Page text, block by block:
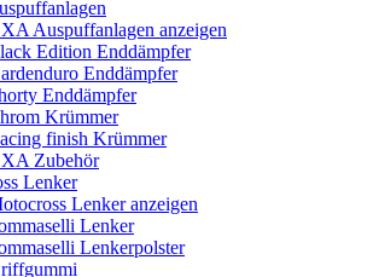
Auspuffanlagen anzeigen
Edition Enddämpfer
Enddämpfer
Enddämpfer
Krümmer
finish Krümmer
Zubehör
Lenker
Lenker anzeigen
Lenker
Lenkerpolster